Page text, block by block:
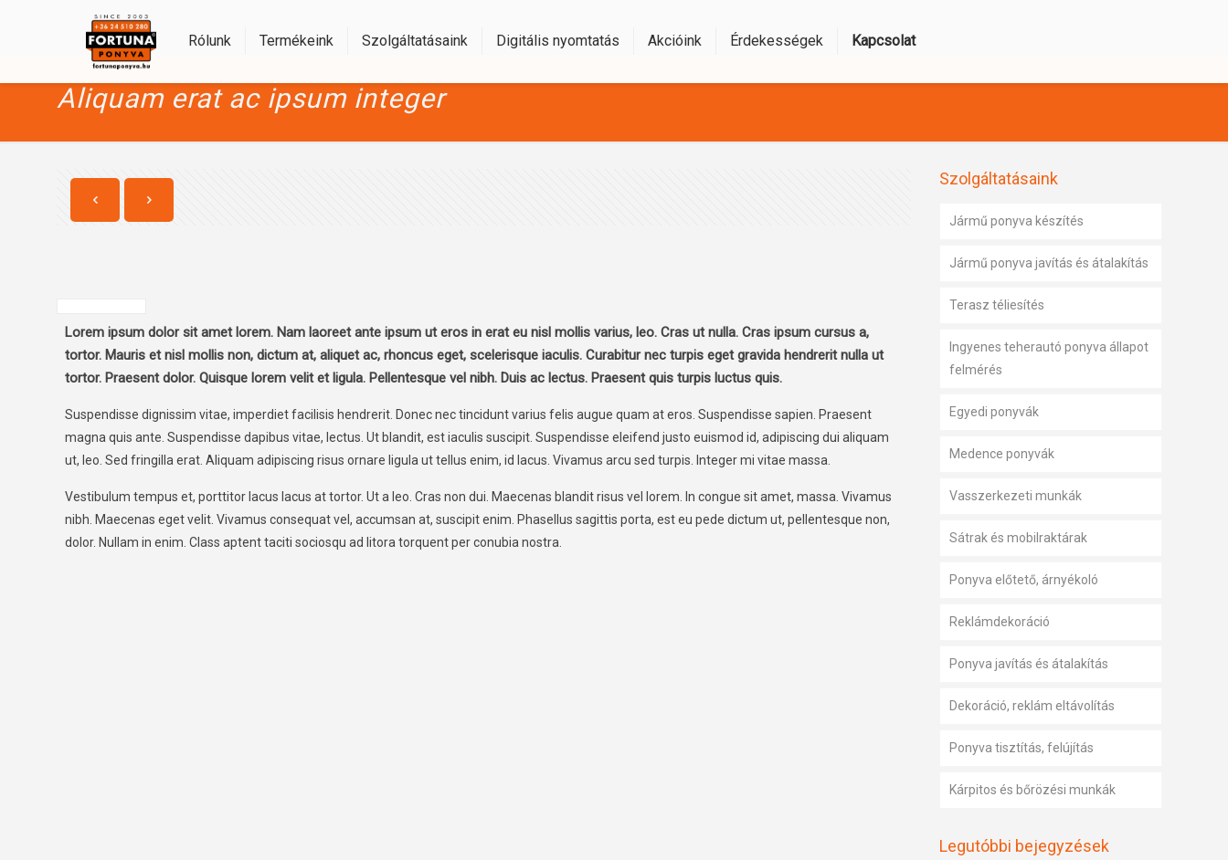
Rólunk Termékeink Szolgáltatásaink Digitális nyomtatás Akcióink Érdekességek Kapcsolat
Aliquam erat ac ipsum integer
Lorem ipsum dolor sit amet lorem. Nam laoreet ante ipsum ut eros in erat eu nisl mollis varius, leo. Cras ut nulla. Cras ipsum cursus a,
tortor. Mauris et nisl mollis non, dictum at, aliquet ac, rhoncus eget, scelerisque iaculis. Curabitur nec turpis eget gravida hendrerit nulla ut
tortor. Praesent dolor. Quisque lorem velit et ligula. Pellentesque vel nibh. Duis ac lectus. Praesent quis turpis luctus quis.
Suspendisse dignissim vitae, imperdiet facilisis hendrerit. Donec nec tincidunt varius felis augue quam at eros. Suspendisse sapien. Praesent
magna quis ante. Suspendisse dapibus vitae, lectus. Ut blandit, est iaculis suscipit. Suspendisse eleifend justo euismod id, adipiscing dui aliquam
ut, leo. Sed fringilla erat. Aliquam adipiscing risus ornare ligula ut tellus enim, id lacus. Vivamus arcu sed turpis. Integer mi vitae massa.
Vestibulum tempus et, porttitor lacus lacus at tortor. Ut a leo. Cras non dui. Maecenas blandit risus vel lorem. In congue sit amet, massa. Vivamus
nibh. Maecenas eget velit. Vivamus consequat vel, accumsan at, suscipit enim. Phasellus sagittis porta, est eu pede dictum ut, pellentesque non,
dolor. Nullam in enim. Class aptent taciti sociosqu ad litora torquent per conubia nostra.
Szolgáltatásaink
Jármű ponyva készítés
Jármű ponyva javítás és átalakítás
Terasz téliesítés
Ingyenes teherautó ponyva állapot
felmérés
Egyedi ponyvák
Medence ponyvák
Vasszerkezeti munkák
Sátrak és mobilraktárak
Ponyva előtető, árnyékoló
Reklámdekoráció
Ponyva javítás és átalakítás
Dekoráció, reklám eltávolítás
Ponyva tisztítás, felújítás
Kárpitos és bőrözési munkák
Legutóbbi bejegyzések